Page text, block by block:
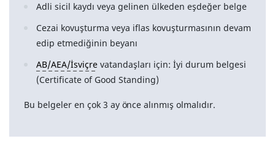
Adli sicil kaydı veya gelinen ülkeden eşdeğer belge
Cezai kovuşturma veya iflas kovuşturmasının devam
edip etmediğinin beyanı
AB/AEA/İsviçre vatandaşları için: İyi durum belgesi
(Certificate of Good Standing)
Bu belgeler en çok 3 ay önce alınmış olmalıdır.